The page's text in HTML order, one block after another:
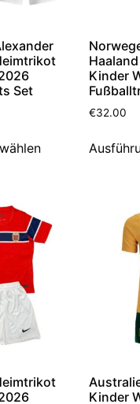
Set
Kinder
€32.00
Kinder